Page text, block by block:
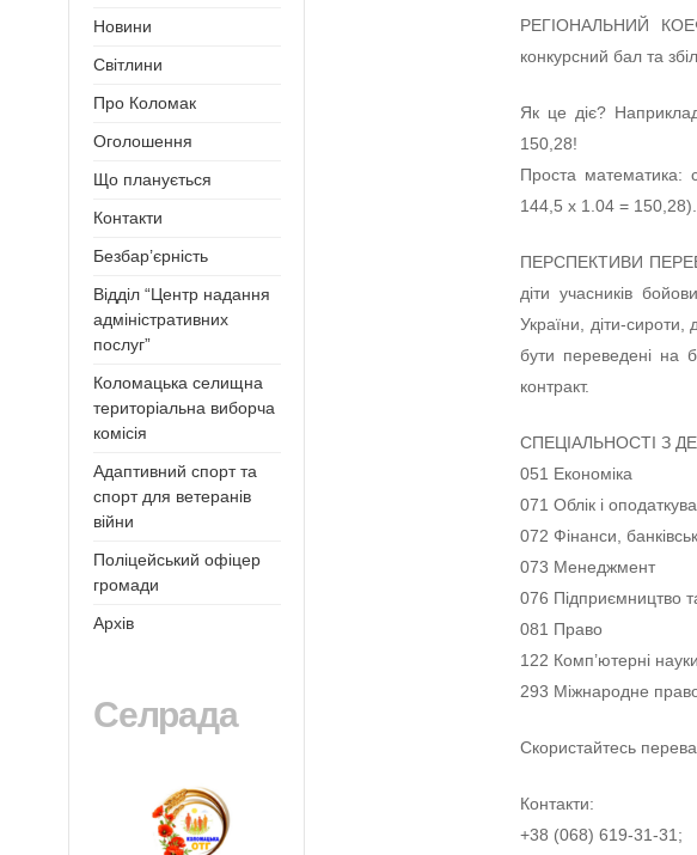
РЕГІОНАЛЬНИЙ
конкурсний бал та
Як це діє?
150,28!
Проста математика:
144,5 х 1.04 = 150,28).
ПЕРСПЕКТИВИ
діти учасників
України, діти-сироти,
бути переведені на
контракт.
СПЕЦІАЛЬНОСТІ З
051 Економіка
071 Облік і
072 Фінанси,
073 Менеджмент
076 Підприємництво
081 Право
122 Комп’ютерні науки
293 Міжнародне
Скористайтесь
Контакти:
+38 (068) 619-31-31;
Новини
Світлини
Про Коломак
Оголошення
Що планується
Контакти
Безбар’єрність
Відділ “Центр надання
адміністративних
послуг”
Коломацька селищна
територіальна виборча
комісія
Адаптивний спорт та
спорт для ветеранів
війни
Поліцейський офіцер
громади
Архів
Селрада